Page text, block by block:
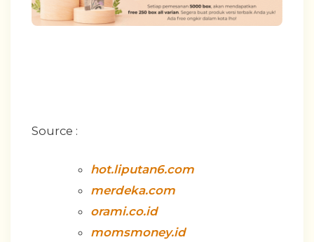
Source :
hot.liputan6.com
merdeka.com
orami.co.id
momsmoney.id